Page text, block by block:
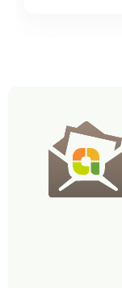
zachowuje
13,7 x 13,7 x
Pojemność: